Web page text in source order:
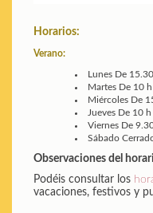
Horarios:
Verano:
Lunes De
Martes De 10
Miércoles De
Jueves De 10
Viernes De
Sábado
Observaciones del
Podéis consultar los
vacaciones, festivos y